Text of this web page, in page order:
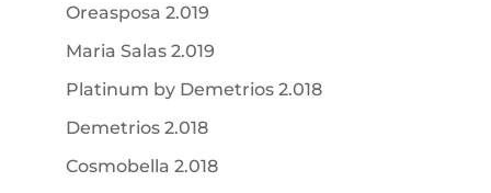
Oreasposa 2.019
Maria Salas 2.019
Platinum by Demetrios 2.018
Demetrios 2.018
Cosmobella 2.018